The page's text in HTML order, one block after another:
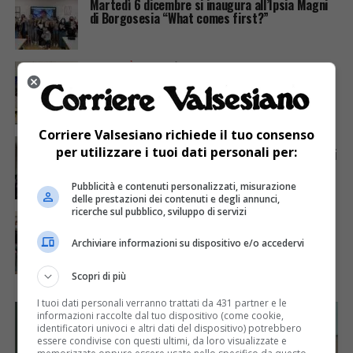
Martedì 6 dicembre si inaugura all’Ipsia Magni
di Borgosesia “What comes first?”
ATTUALITÀ 4 anni fa
ATTUALITÀ 4 anni fa
Il Lancia ai campionati studenteschi del cross di
ATTUALITÀ 4 anni fa
ragazze di IV moda presso l’azienda Loro Piana
Corriere Valsesiano richiede il tuo consenso
per utilizzare i tuoi dati personali per:
Pubblicità e contenuti personalizzati, misurazione
delle prestazioni dei contenuti e degli annunci,
ricerche sul pubblico, sviluppo di servizi
Archiviare informazioni su dispositivo e/o accedervi
Scopri di più
I tuoi dati personali verranno trattati da 431 partner e le
informazioni raccolte dal tuo dispositivo (come cookie,
identificatori univoci e altri dati del dispositivo) potrebbero
essere condivise con questi ultimi, da loro visualizzate e